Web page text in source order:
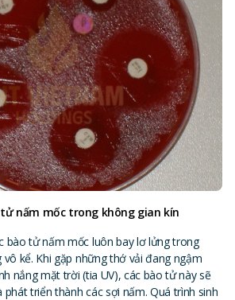
nấm mốc trong không gian kín
bào tử nấm mốc luôn bay lơ lửng trong
kể. Khi gặp những thớ vải đang ngậm
nắng mặt trời (tia UV), các bào tử này sẽ
triển thành các sợi nấm. Quá trình sinh